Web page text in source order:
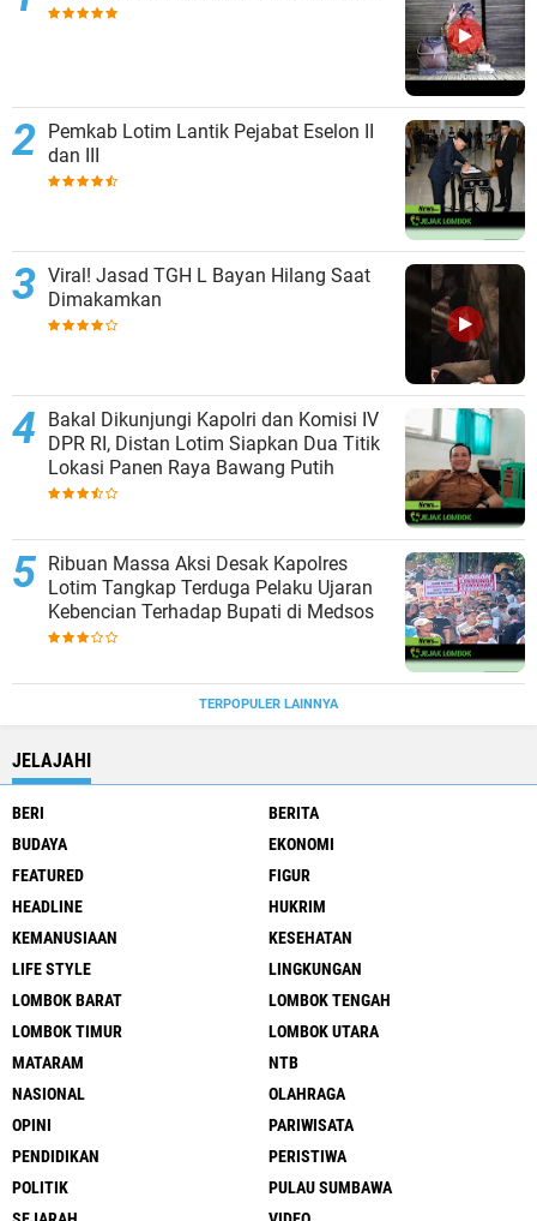
Pemkab Lotim Lantik Pejabat Eselon II
dan III
Viral! Jasad TGH L Bayan Hilang Saat
Dimakamkan
Bakal Dikunjungi Kapolri dan Komisi IV
DPR RI, Distan Lotim Siapkan Dua Titik
Lokasi Panen Raya Bawang Putih
Ribuan Massa Aksi Desak Kapolres
Lotim Tangkap Terduga Pelaku Ujaran
Kebencian Terhadap Bupati di Medsos
TERPOPULER LAINNYA
JELAJAHI
BERI
BERITA
BUDAYA
EKONOMI
FEATURED
FIGUR
HEADLINE
HUKRIM
KEMANUSIAAN
KESEHATAN
LIFE STYLE
LINGKUNGAN
LOMBOK BARAT
LOMBOK TENGAH
LOMBOK TIMUR
LOMBOK UTARA
MATARAM
NTB
NASIONAL
OLAHRAGA
OPINI
PARIWISATA
PENDIDIKAN
PERISTIWA
POLITIK
PULAU SUMBAWA